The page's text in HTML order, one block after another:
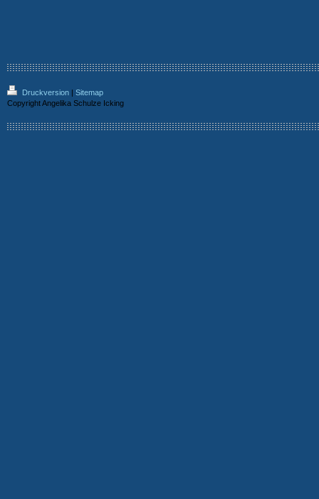
Druckversion | Sitemap
Copyright Angelika Schulze Icking